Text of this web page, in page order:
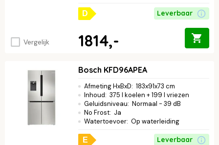
Vergelijk
D Leverbaar
1814,-
Bosch KFD96APEA
Afmeting HxBxD: 183x91x73 cm
Inhoud: 375 l koelen + 199 l vriezen
Geluidsniveau: Normaal - 39 dB
No Frost: Ja
Watertoevoer: Op waterleiding
E Leverbaar